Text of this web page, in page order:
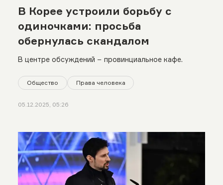
В Корее устроили борьбу с
одиночками: просьба
обернулась скандалом
В центре обсуждений − провинциальное кафе.
Общество Права человека
05.12.2025, 05:26